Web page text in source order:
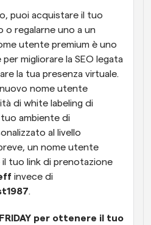
puoi acquistare il tuo
regalarne uno a un
utente premium è uno
migliorare la SEO legata
la tua presenza virtuale.
nome utente
di white labeling di
ambiente di
al livello
un nome utente
tuo link di prenotazione
invece di
.
per ottenere il tuo